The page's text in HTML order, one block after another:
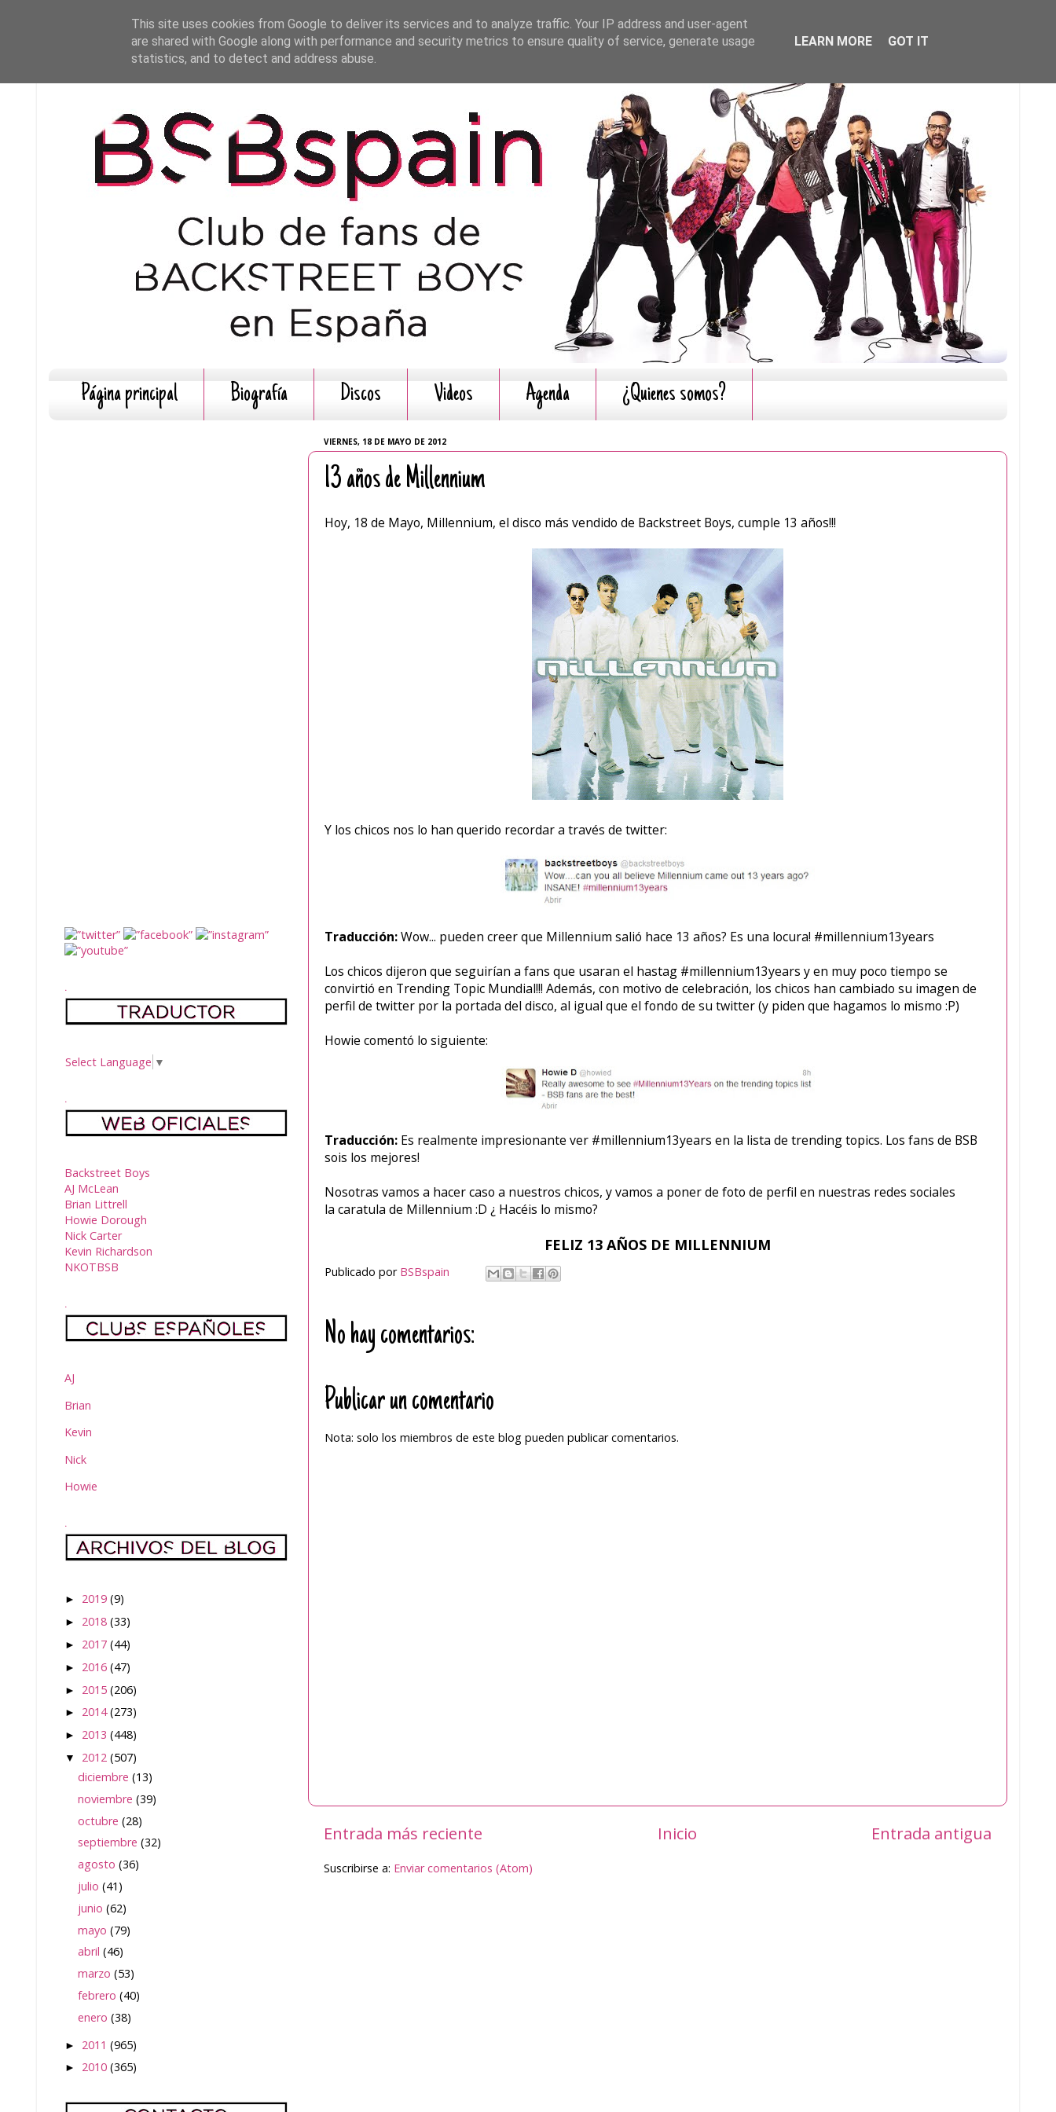
Página principal Biografía Discos Videos Agenda ¿Quienes somos?
VIERNES, 18 DE MAYO DE 2012
13 años de Millennium
Hoy, 18 de Mayo, Millennium, el disco más vendido de Backstreet Boys, cumple 13 años!!!
Y los chicos nos lo han querido recordar a través de twitter:
Traducción:Wow... pueden creer que Millennium salió hace 13 años? Es una locura! #millennium13years
Los chicos dijeron que seguirían a fans que usaran el hastag #millennium13years y en muy poco tiempo se
convirtió en Trending Topic Mundial!!! Además, con motivo de celebración, los chicos han cambiado su imagen de
perfil de twitter por la portada del disco, al igual que el fondo de su twitter (y piden que hagamos lo mismo :P)
Howie comentó lo siguiente:
Traducción: Es realmente impresionante ver #millennium13years en la lista de trending topics. Los fans de BSB
sois los mejores!
Nosotras vamos a hacer caso a nuestros chicos, y vamos a poner de foto de perfil en nuestras redes sociales
la caratula de Millennium :D ¿ Hacéis lo mismo?
FELIZ 13 AÑOS DE MILLENNIUM
Publicado por BSBspain
No hay comentarios:
Publicar un comentario
Nota: solo los miembros de este blog pueden publicar comentarios.
Entrada más reciente Entrada antigua
Inicio
Suscribirse a: Enviar comentarios (Atom)
.
Select Language ▼
.
Backstreet Boys
AJ McLean
Brian Littrell
Howie Dorough
Nick Carter
Kevin Richardson
NKOTBSB
.
AJ
Brian
Kevin
Nick
Howie
.
► 2019 (9)
► 2018 (33)
► 2017 (44)
► 2016 (47)
► 2015 (206)
► 2014(273)
► 2013 (448)
▼ 2012 (507)
diciembre(13)
noviembre(39)
octubre(28)
septiembre(32)
agosto(36)
julio(41)
junio(62)
mayo(79)
abril(46)
marzo(53)
febrero(40)
enero(38)
► 2011 (965)
► 2010 (365)
This site uses cookies from Google to deliver its services and to analyze traffic. Your IP address and user-agent
are shared with Google along with performance and security metrics to ensure quality of service, generate usage
statistics, and to detect and address abuse.
LEARN MORE GOT IT